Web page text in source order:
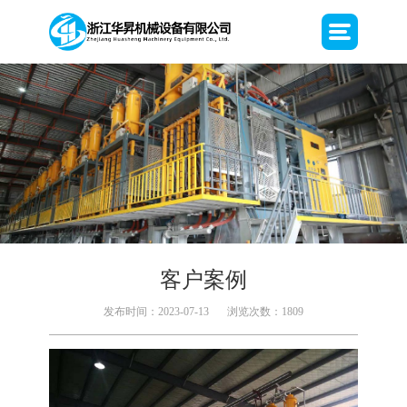
客户案例
发布时间：2023-07-13 浏览次数：1809